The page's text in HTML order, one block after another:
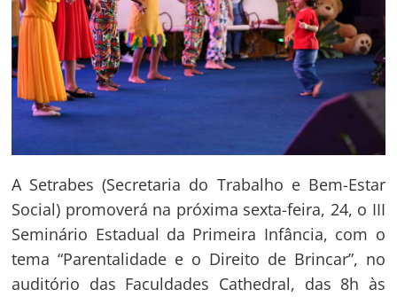
A Setrabes (Secretaria do Trabalho e Bem-Estar
Social) promoverá na próxima sexta-feira, 24, o III
Seminário Estadual da Primeira Infância, com o
tema “Parentalidade e o Direito de Brincar”, no
auditório das Faculdades Cathedral, das 8h às